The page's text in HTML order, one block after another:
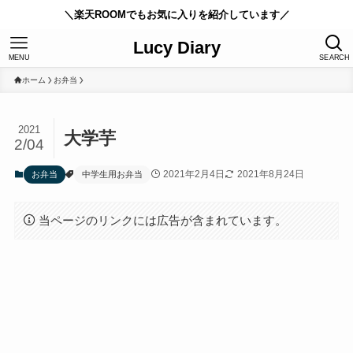
＼楽天ROOMでもお気に入りを紹介しています／
Lucy Diary SEARCH
MENU
ホーム お弁当
大学芋
2021
2/04
お弁当 中学生用お弁当 2021年2月4日 2021年8月24日
当ページのリンクには広告が含まれています。